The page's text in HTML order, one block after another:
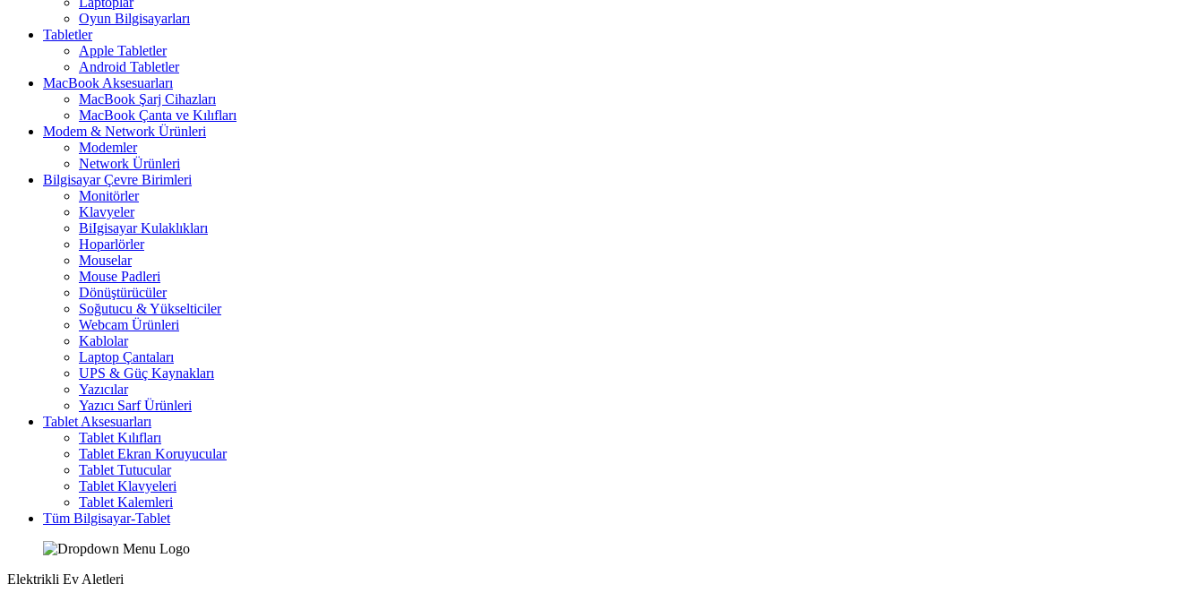
Oyun Bilgisayarları
Tabletler
Apple Tabletler
Android Tabletler
MacBook Aksesuarları
MacBook Şarj Cihazları
MacBook Çanta ve Kılıfları
Modem & Network Ürünleri
Modemler
Network Ürünleri
Bilgisayar Çevre Birimleri
Monitörler
Klavyeler
BiIgisayar Kulaklıkları
Hoparlörler
Mouselar
Mouse Padleri
Dönüştürücüler
Soğutucu & Yükselticiler
Webcam Ürünleri
Kablolar
Laptop Çantaları
UPS & Güç Kaynakları
Yazıcılar
Yazıcı Sarf Ürünleri
Tablet Aksesuarları
Tablet Kılıfları
Tablet Ekran Koruyucular
Tablet Tutucular
Tablet Klavyeleri
Tablet Kalemleri
Tüm Bilgisayar-Tablet
Elektrikli Ev Aletleri